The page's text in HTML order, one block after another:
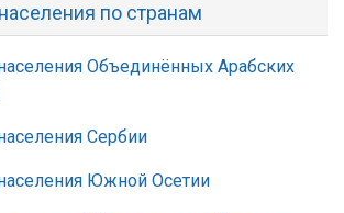
по странам
Объединённых Арабских
Сербии
Южной Осетии